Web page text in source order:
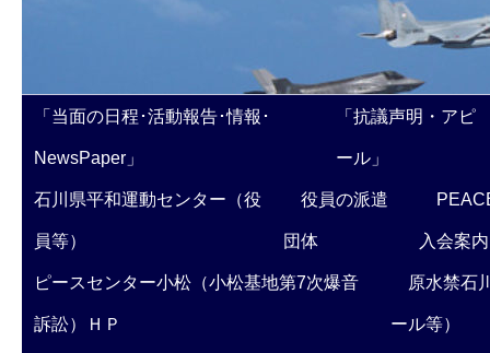
「当面の日程･活動報告･情報･
NewsPaper」
「抗議声明・アピ
ール」
石川県平和運動センター（役
員等）
役員の派遣
団体 入会案内
ピースセンター小松（小松基地第7次爆音
訴訟）ＨＰ
原水禁石
ール等）